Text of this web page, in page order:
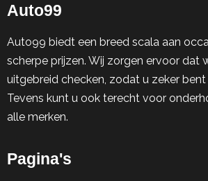
Auto99
Auto99 biedt een breed scala aan
scherpe prijzen. Wij zorgen ervoor dat
uitgebreid checken, zodat u zeker
Tevens kunt u ook terecht voor
alle merken.
Pagina's